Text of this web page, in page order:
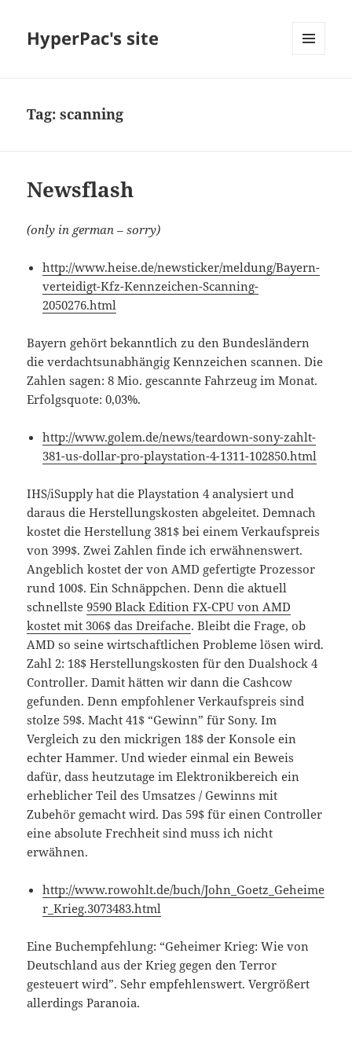
HyperPac's site
Tag:scanning
Newsflash
(only in german – sorry)
http://www.heise.de/newsticker/meldung/Bayern-
verteidigt-Kfz-Kennzeichen-Scanning-
2050276.html
Bayern gehört bekanntlich zu den Bundesländern
die verdachtsunabhängig Kennzeichen scannen. Die
Zahlen sagen: 8 Mio. gescannte Fahrzeug im Monat.
Erfolgsquote: 0,03%.
http://www.golem.de/news/teardown-sony-zahlt-
381-us-dollar-pro-playstation-4-1311-102850.html
IHS/iSupply hat die Playstation 4 analysiert und
daraus die Herstellungskosten abgeleitet. Demnach
kostet die Herstellung 381$ bei einem Verkaufspreis
von 399$. Zwei Zahlen finde ich erwähnenswert.
Angeblich kostet der von AMD gefertigte Prozessor
rund 100$. Ein Schnäppchen. Denn die aktuell
schnellste9590 Black Edition FX-CPU von AMD
kostet mit 306$ das Dreifache. Bleibt die Frage, ob
AMD so seine wirtschaftlichen Probleme lösen wird.
Zahl 2: 18$ Herstellungskosten für den Dualshock 4
Controller. Damit hätten wir dann die Cashcow
gefunden. Denn empfohlener Verkaufspreis sind
stolze 59$. Macht 41$ “Gewinn” für Sony. Im
Vergleich zu den mickrigen 18$ der Konsole ein
echter Hammer. Und wieder einmal ein Beweis
dafür, dass heutzutage im Elektronikbereich ein
erheblicher Teil des Umsatzes / Gewinns mit
Zubehör gemacht wird. Das 59$ für einen Controller
eine absolute Frechheit sind muss ich nicht
erwähnen.
http://www.rowohlt.de/buch/John_Goetz_Geheime
r_Krieg.3073483.html
Eine Buchempfehlung: “Geheimer Krieg: Wie von
Deutschland aus der Krieg gegen den Terror
gesteuert wird”. Sehr empfehlenswert. Vergrößert
allerdings Paranoia.